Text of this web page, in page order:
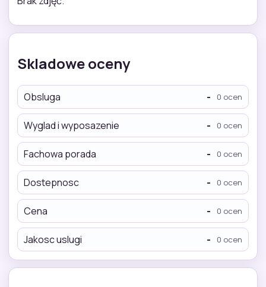
Skladowe oceny
Obsluga - 0 ocen
Wyglad i wyposazenie - 0 ocen
Fachowa porada - 0 ocen
Dostepnosc - 0 ocen
Cena - 0 ocen
Jakosc uslugi - 0 ocen